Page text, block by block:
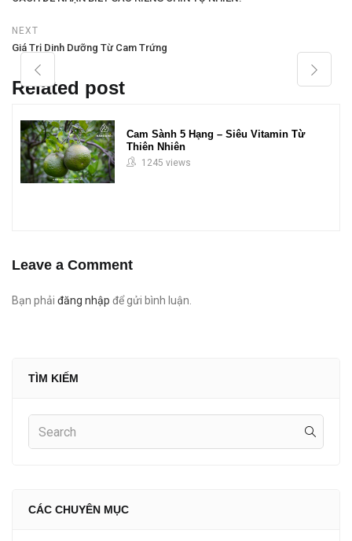
NEXT
Giá Trị Dinh Dưỡng Từ Cam Trứng
Related post
Cam Sành 5 Hạng – Siêu Vitamin Từ
Thiên Nhiên
1245 views
Leave a Comment
Bạn phải đăng nhập để gửi bình luận.
TÌM KIẾM
CÁC CHUYÊN MỤC